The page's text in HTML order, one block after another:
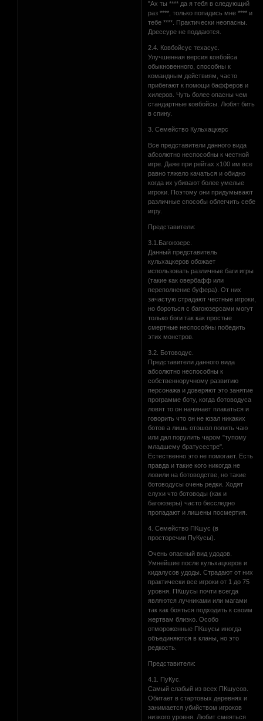
"Ах ты **** да я тебя в следующий
раз ****, только попадись мне **** и
тебе ****. Практически неопасны.
Дрессуре не поддаются.
2.4. Ковбойсус техасус.
Улучшенная версия ковбойса
обыкновенного, способны к
командным действиям, часто
прибегают к помощи бафферов и
хилеров. Чуть более опасны чем
стандартные ковбойсы. Любят бить
в спину.
3. Семейство Кульхацкерс
Все представители данного вида
абсолютно неспособны к честной
игре. Даже при рейтах х100 им все
равно тяжело качаться и обидно
когда их убивают более умелые
игроки. Поэтому они придумывают
различные способы облегчить себе
игру.
Представители:
3.1.Багоюзерс.
Данный представитель
кульхацкеров обожает
использовать различные баги игры
(такие как овербафф или
переполнение буфера). От них
зачастую страдают честные игроки,
но бороться с багоюзерсами могут
только боги так как простые
смертные неспособны победить
этих монстров.
3.2. Ботоводус.
Представители данного вида
абсолютно неспособны к
собственноручному развитию
персонажа и доверяют это занятие
программе боту, когда ботоводуса
ловят то он начинает плакаться и
говорить что он не юзал никаких
ботов а лишь отошол попить чаю
или дал порулить чаром "тупому
младшему братусестре".
Естественно это не помогает. Есть
правда и такие кого никогда не
ловили на ботоводстве, но такие
ботоводусы очень редки. Ходят
слухи что ботоводы (как и
багоюзеры) часто бесследно
пропадают и лишены посмертия.
4. Семейство ПКшус (в
просторечии ПуКусы).
Очень опасный вид удодов.
Умнейшие после кульхацкеров и
кидалусов удоды. Страдают от них
практически все игроки от 1 до 75
уровня. ПКшусы почти всегда
являются лучниками или магами
так как бояться подходить к своим
жертвам близко. Особо
отмороженные ПКшусы иногда
объединяются в кланы, но это
редкость.
Представители:
4.1. ПуКус.
Самый слабый из всех ПКшусов.
Обитает в стартовых деревнях и
занимается убийством игроков
низкого уровня. Любит смеяться